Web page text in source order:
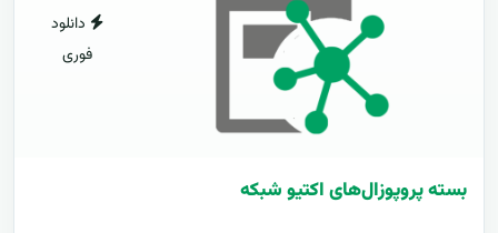
دانلود
فوری
بسته پروپوزال‌های اکتیو شبکه